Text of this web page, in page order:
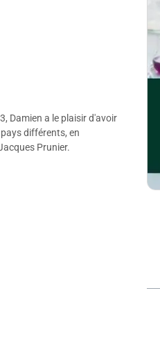
Damien a le plaisir d'avoir
différents, en
Prunier.